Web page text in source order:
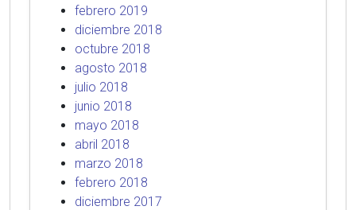
febrero 2019
diciembre 2018
octubre 2018
agosto 2018
julio 2018
junio 2018
mayo 2018
abril 2018
marzo 2018
febrero 2018
diciembre 2017